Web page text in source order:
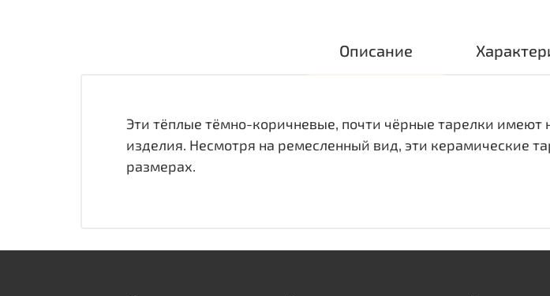
Описание
Эти тёплые тёмно-коричневые, почти чёрные тарелки
изделия. Несмотря на ремесленный вид, эти керамические
размерах.